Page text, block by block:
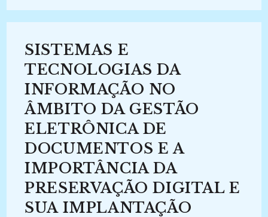
–
E
GESTÃO
DE
DOCUMENTOS
(2011)
SISTEMAS E
TECNOLOGIAS DA
INFORMAÇÃO NO
ÂMBITO DA GESTÃO
ELETRÔNICA DE
DOCUMENTOS E A
IMPORTÂNCIA DA
PRESERVAÇÃO DIGITAL E
SUA IMPLANTAÇÃO